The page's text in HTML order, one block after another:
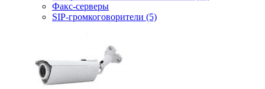
Факс-серверы
SIP-громкоговорители (5)